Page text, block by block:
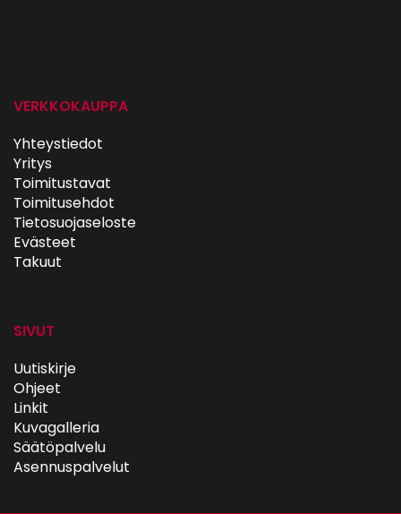
VERKKOKAUPPA
Yhteystiedot
Yritys
Toimitustavat
Toimitusehdot
Tietosuojaseloste
Evästeet
Takuut
SIVUT
Uutiskirje
Ohjeet
Linkit
Kuvagalleria
Säätöpalvelu
Asennuspalvelut